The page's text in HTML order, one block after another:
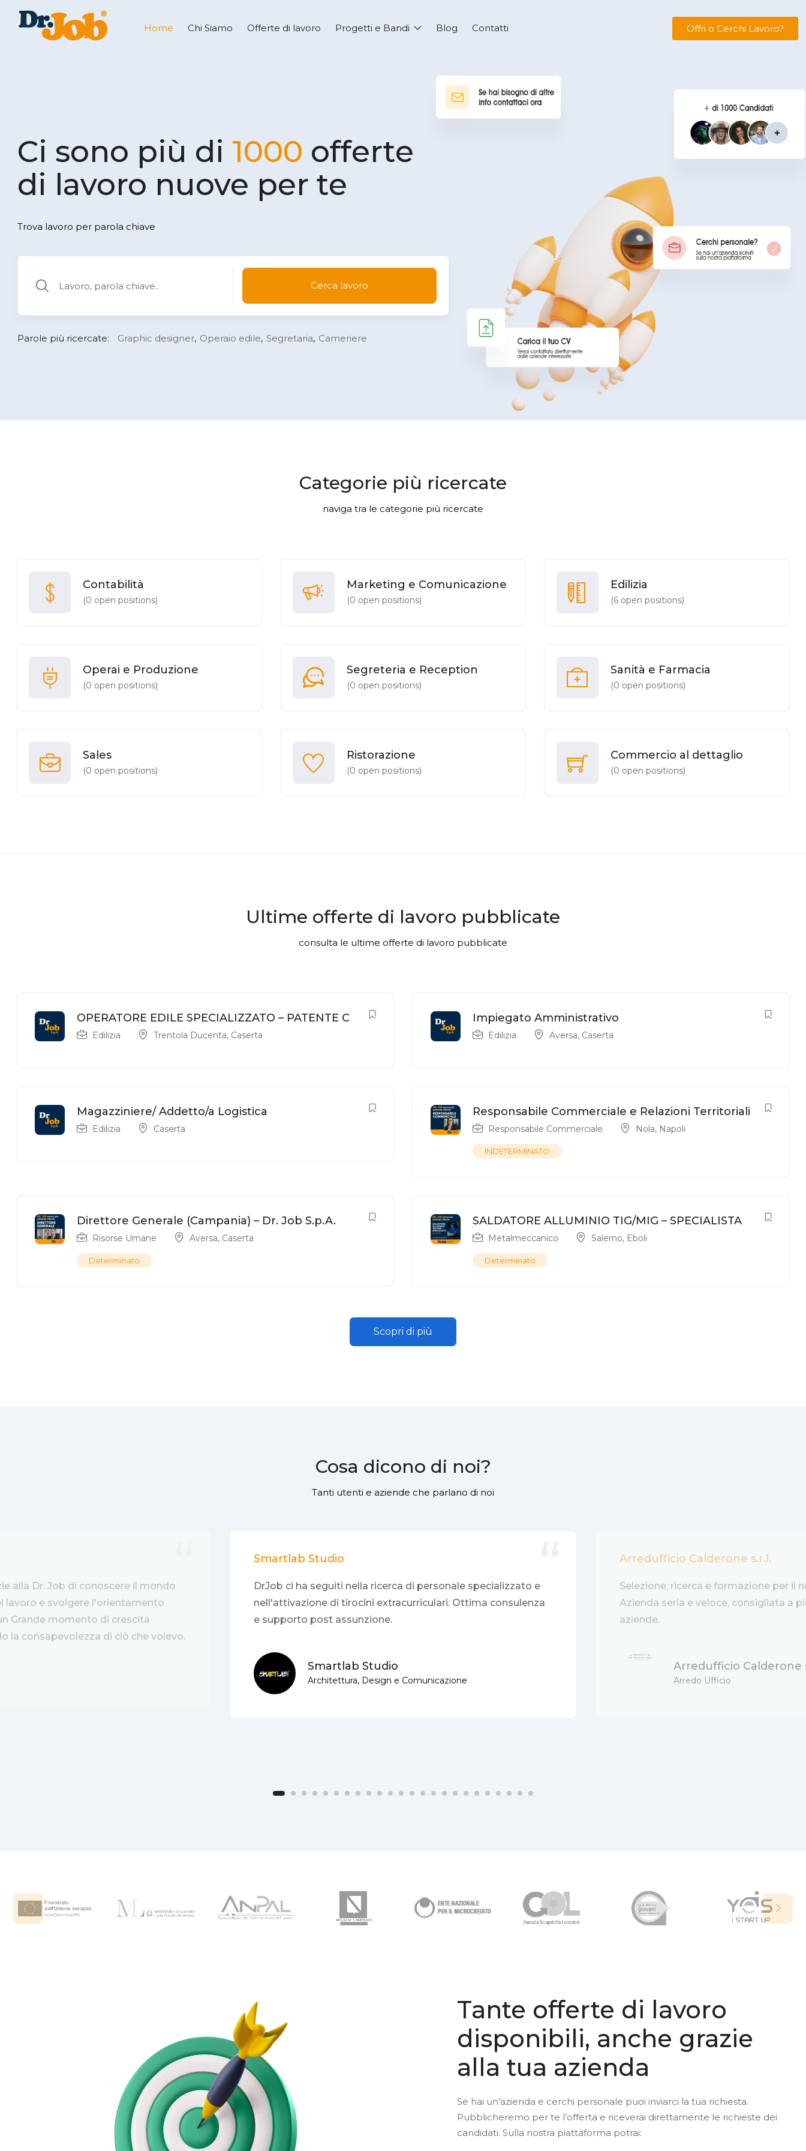
Home Chi Siamo Offerte di lavoro Progetti e Bandi Blog Contatti Offri o Cerchi Lavoro?
Ci sono più di 1000 offerte
di lavoro nuove per te
Trova lavoro per parola chiave
Cerca lavoro
Parole più ricercate: Graphic designer Operaio edile Segretaria Cameriere
Categorie più ricercate
naviga tra le categorie più ricercate
Contabilità
(0 open positions)
Operai e Produzione
(0 open positions)
Sales
(0 open positions)
Marketing e Comunicazione
(0 open positions)
Segreteria e Reception
(0 open positions)
Ristorazione
(0 open positions)
Edilizia
(6open positions)
Sanità e Farmacia
(0 open positions)
Commercio al dettaglio
(0 open positions)
Ultime offerte di lavoro pubblicate
consulta le ultime offerte di lavoro pubblicate
OPERATORE EDILE SPECIALIZZATO – PATENTE C
Edilizia Trentola Ducenta, Caserta
Impiegato Amministrativo
Edilizia Aversa, Caserta
Magazziniere/ Addetto/a Logistica
Edilizia Caserta
Responsabile Commerciale e Relazioni Territoriali
Responsabile Commerciale Nola, Napoli
INDETERMINATO
Direttore Generale (Campania) – Dr. Job S.p.A.
Risorse Umane Aversa, Caserta
Determinato
SALDATORE ALLUMINIO TIG/MIG – SPECIALISTA
Metalmeccanico Salerno, Eboli
Determinato
Scopri di più
Cosa dicono di noi?
Tanti utenti e aziende che parlano di noi
alla Dr. Job di conoscere il mondo
lavoro e svolgere l'orientamento
Grande momento di crescita
la consapevolezza di ciò che volevo.
Smartlab Studio
DrJob ci ha seguiti nella ricerca di personale specializzato e
nell'attivazione di tirocini extracurriculari. Ottima consulenza
e supporto post assunzione.
Smartlab Studio
Architettura, Design e Comunicazione
Arredufficio Calderone s.r.l.
Selezione, ricerca e formazione per il
Azienda seria e veloce, consigliata a
aziende.
Arredufficio Calderone
Arredo Ufficio
Tante offerte di lavoro
disponibili, anche grazie
alla tua azienda
Se hai un’azienda e cerchi personale puoi inviarci la tua richiesta.
Pubblicheremo per te l’offerta e riceverai direttamente le richieste dei
candidati. Sulla nostra piattaforma potrai: